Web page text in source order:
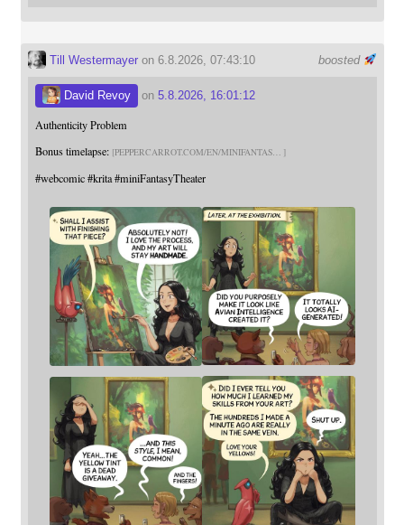
boosted
Till Westermayeron 6.8.2026, 07:43:10
David Revoy on 5.8.2026, 16:01:12
Authenticity Problem
Bonus timelapse: PEPPERCARROT.COM/EN/MINIFANTAS
#webcomic #krita #miniFantasyTheater